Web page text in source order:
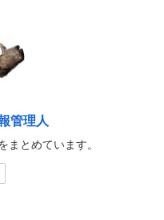
管理人
まとめています。